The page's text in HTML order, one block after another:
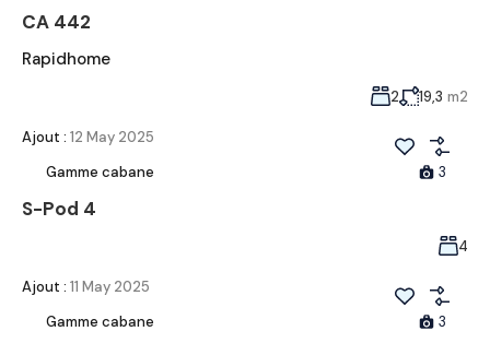
CA 442
Rapidhome
2 19,3 m2
Ajout : 12 May 2025
Gamme cabane
3
S-Pod 4
4
Ajout : 11 May 2025
Gamme cabane
3